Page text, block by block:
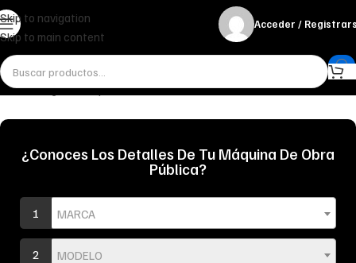
Skip to navigation
Skip to main content
Acceder /
InicioRefrigeración y RadiadoresTermostato
¿Conoces Los Detalles De Tu Máquina De Obra
Pública?
1 MARCA
2 MODELO